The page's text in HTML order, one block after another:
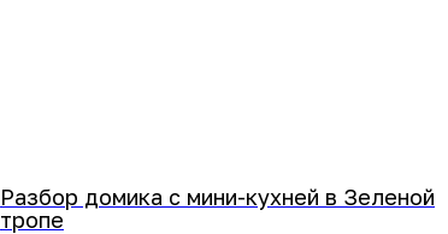
Разбор домика с мини-кухней в Зеленой
тропе